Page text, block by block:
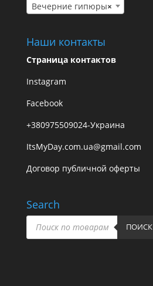
×
Вечерние гипюры
Наши контакты
Страница контактов
Instagram
Facebook
+380975509024-Украина
ItsMyDay.com.ua@gmail.com
Договор публичной оферты
Search
Поиск
товаров ПОИСК